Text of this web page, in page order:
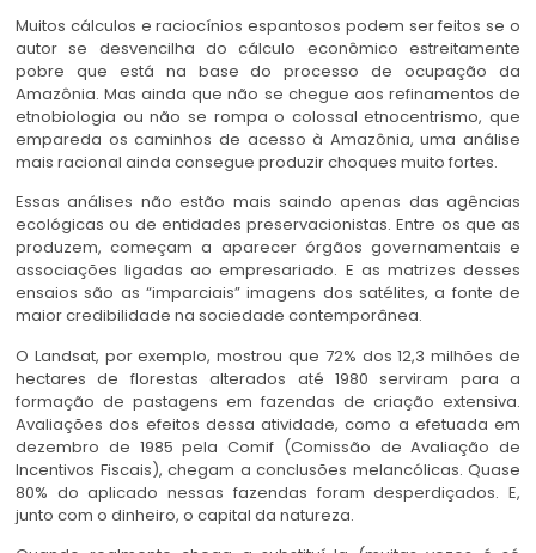
Muitos cálculos e raciocínios espantosos podem ser feitos se o
autor se desvencilha do cálculo econômico estreitamente
pobre que está na base do processo de ocupação da
Amazônia. Mas ainda que não se chegue aos refinamentos de
etnobiologia ou não se rompa o colossal etnocentrismo, que
empareda os caminhos de acesso à Amazônia, uma análise
mais racional ainda consegue produzir choques muito fortes.
Essas análises não estão mais saindo apenas das agências
ecológicas ou de entidades preservacionistas. Entre os que as
produzem, começam a aparecer órgãos governamentais e
associações ligadas ao empresariado. E as matrizes desses
ensaios são as “imparciais” imagens dos satélites, a fonte de
maior credibilidade na sociedade contemporânea.
O Landsat, por exemplo, mostrou que 72% dos 12,3 milhões de
hectares de florestas alterados até 1980 serviram para a
formação de pastagens em fazendas de criação extensiva.
Avaliações dos efeitos dessa atividade, como a efetuada em
dezembro de 1985 pela Comif (Comissão de Avaliação de
Incentivos Fiscais), chegam a conclusões melancólicas. Quase
80% do aplicado nessas fazendas foram desperdiçados. E,
junto com o dinheiro, o capital da natureza.